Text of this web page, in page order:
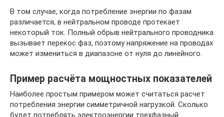
В том случае, когда потребление энергии по фазам
различается, в нейтральном проводе протекает
некоторый ток. Полный обрыв нейтрального проводника
вызывает перекос фаз, поэтому напряжение на проводах
может измениться в диапазоне от нуля до линейного.
Пример расчёта мощностных показателей
Наиболее простым примером может считаться расчет
потребления энергии симметричной нагрузкой. Сколько
будет потреблять электроэнергии трехфазный